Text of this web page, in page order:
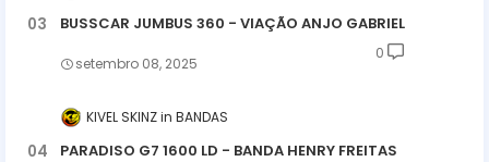
BUSSCAR JUMBUS 360 - VIAÇÃO ANJO GABRIEL
setembro 08, 2025
0
KIVEL SKINZ BANDAS
PARADISO G7 1600 LD - BANDA HENRY FREITAS